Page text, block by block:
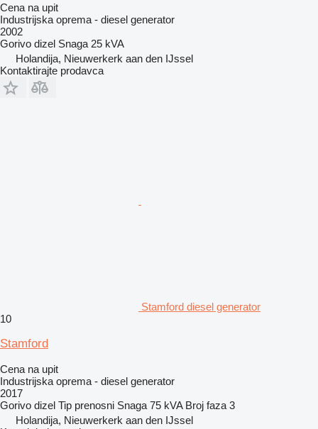
Cena na upit
Industrijska oprema - diesel generator
2002
Gorivo dizel Snaga 25 kVA
Holandija, Nieuwerkerk aan den IJssel
Kontaktirajte prodavca
Stamford diesel generator
10
Stamford
Cena na upit
Industrijska oprema - diesel generator
2017
Gorivo dizel Tip prenosni Snaga 75 kVA Broj faza 3
Holandija, Nieuwerkerk aan den IJssel